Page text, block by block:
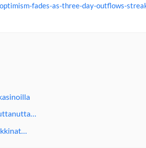
fades-as-three-day-outflows-